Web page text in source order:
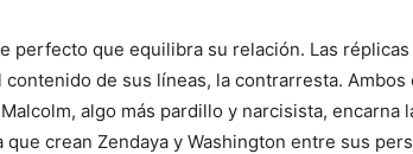
perfecto que equilibra su relación. Las
de sus líneas, la contrarresta.
algo más pardillo y narcisista, encarna
crean Zendaya y Washington entre sus